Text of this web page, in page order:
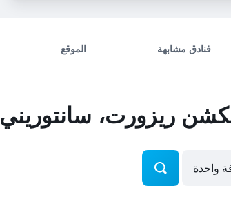
فنادق مشابهة الموقع
ريزورت، سانتوريني